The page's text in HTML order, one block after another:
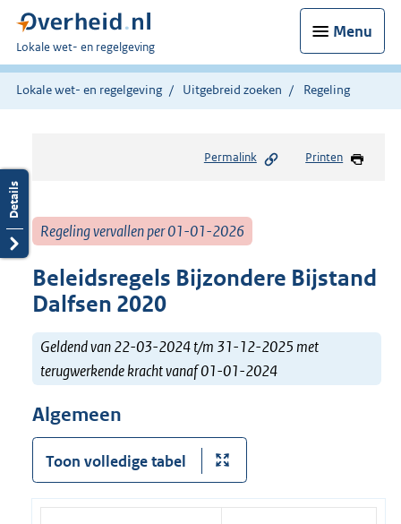
Menu
U
bent
hier:
Lokale wet- en regelgeving
Lokale wet- en regelgeving Uitgebreid zoeken Regeling
Permalink Printen
Regeling vervallen per 01-01-2026
Beleidsregels Bijzondere Bijstand
Dalfsen 2020
Geldend van 22-03-2024 t/m 31-12-2025 met
terugwerkende kracht vanaf 01-01-2024
Algemeen
Toon volledige tabel